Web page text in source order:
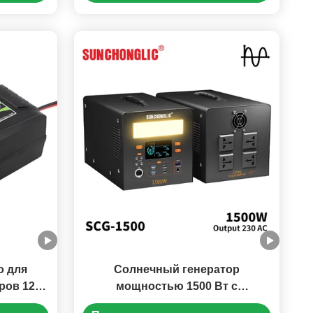
для
12V
Солнечный генератор
мощностью 1500 Вт с
инвертором чистой синусоиды и